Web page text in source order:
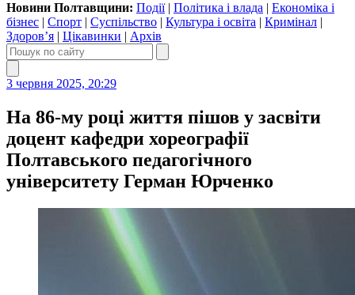
Новини Полтавщини: Події| Політика і влада | Економіка і
бізнес | Спорт | Суспільство | Культура і освіта | Кримінал |
Здоров’я | Цікавинки | Архів
3 червня 2025, 20:29
На 86-му році життя пішов у засвіти
доцент кафедри хореографії
Полтавського педагогічного
університету Герман Юрченко